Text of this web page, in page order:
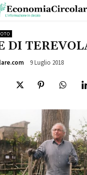
DI
9 Luglio 2018